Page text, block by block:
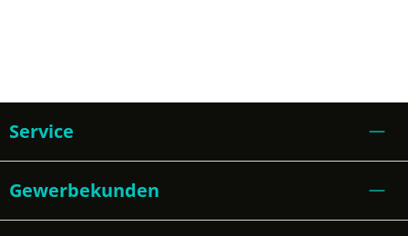
Service
Gewerbekunden